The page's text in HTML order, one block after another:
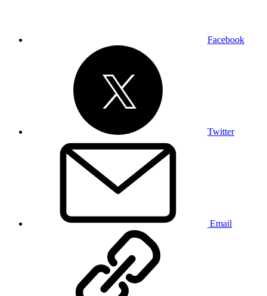
Facebook
Twitter
Email